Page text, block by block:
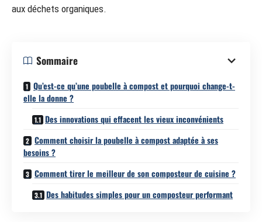
aux déchets organiques.
Sommaire
Qu’est-ce qu’une poubelle à compost et pourquoi change-t-
elle la donne ?
Des innovations qui effacent les vieux inconvénients
Comment choisir la poubelle à compost adaptée à ses
besoins ?
Comment tirer le meilleur de son composteur de cuisine ?
Des habitudes simples pour un composteur performant